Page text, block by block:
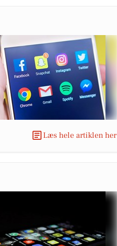
Læs hele artiklen her